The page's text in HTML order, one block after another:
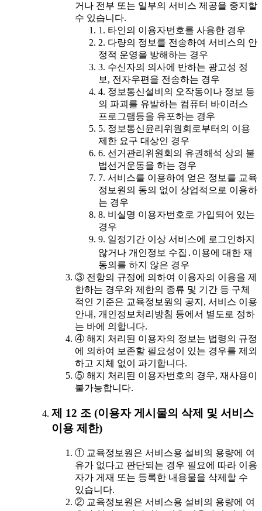
거나 전부 또는 일부의 서비스 제공을 중지할
수 있습니다.
1. 타인의 이용자번호를 사용한 경우
2. 다량의 정보를 전송하여 서비스의 안
정적 운영을 방해하는 경우
3. 수신자의 의사에 반하는 광고성 정
보, 전자우편을 전송하는 경우
4. 정보통신설비의 오작동이나 정보 등
의 파괴를 유발하는 컴퓨터 바이러스
프로그램등을 유포하는 경우
5. 정보통신윤리위원회로부터의 이용
제한 요구 대상인 경우
6. 선거관리위원회의 유권해석 상의 불
법선거운동을 하는 경우
7. 서비스를 이용하여 얻은 정보를 교육
정보원의 동의 없이 상업적으로 이용하
는 경우
8. 비실명 이용자번호로 가입되어 있는
경우
9. 일정기간 이상 서비스에 로그인하지
않거나 개인정보 수집․이용에 대한 재
동의를 하지 않은 경우
③ 전항의 규정에 의하여 이용자의 이용을 제
한하는 경우와 제한의 종류 및 기간 등 구체
적인 기준은 교육정보원의 공지, 서비스 이용
안내, 개인정보처리방침 등에서 별도로 정하
는 바에 의합니다.
④ 해지 처리된 이용자의 정보는 법령의 규정
에 의하여 보존할 필요성이 있는 경우를 제외
하고 지체 없이 파기합니다.
⑤ 해지 처리된 이용자번호의 경우, 재사용이
불가능합니다.
제 12 조 (이용자 게시물의 삭제 및 서비스
이용 제한)
① 교육정보원은 서비스용 설비의 용량에 여
유가 없다고 판단되는 경우 필요에 따라 이용
자가 게재 또는 등록한 내용물을 삭제할 수
있습니다.
② 교육정보원은 서비스용 설비의 용량에 여